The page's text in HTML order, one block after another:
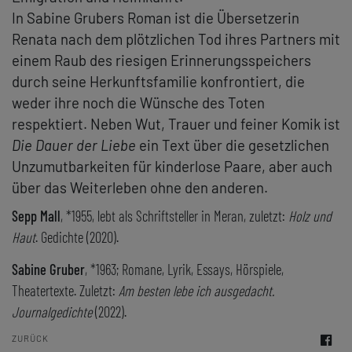
In Sabine Grubers Roman ist die Übersetzerin
Renata nach dem plötzlichen Tod ihres Partners mit
einem Raub des riesigen Erinnerungsspeichers
durch seine Herkunftsfamilie konfrontiert, die
weder ihre noch die Wünsche des Toten
respektiert. Neben Wut, Trauer und feiner Komik ist
Die Dauer der Liebe ein Text über die gesetzlichen
Unzumutbarkeiten für kinderlose Paare, aber auch
über das Weiterleben ohne den anderen.
Sepp Mall, *1955, lebt als Schriftsteller in Meran, zuletzt: Holz und
Haut. Gedichte (2020).
Sabine Gruber, *1963; Romane, Lyrik, Essays, Hörspiele,
Theatertexte. Zuletzt: Am besten lebe ich ausgedacht.
Journalgedichte(2022).
ZURÜCK